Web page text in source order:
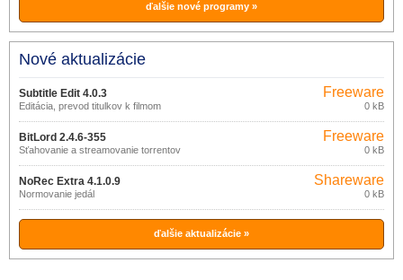
ďalšie nové programy »
Nové aktualizácie
Subtitle Edit 4.0.3
Editácia, prevod titulkov k filmom
Freeware
0 kB
BitLord 2.4.6-355
Sťahovanie a streamovanie torrentov
Freeware
0 kB
NoRec Extra 4.1.0.9
Normovanie jedál
Shareware
0 kB
ďalšie aktualizácie »